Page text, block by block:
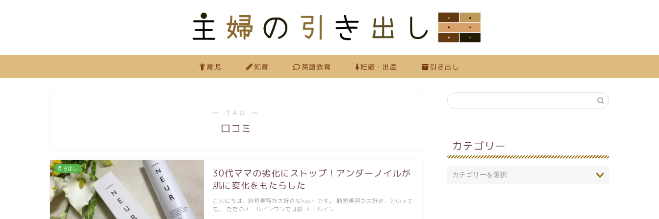
育児 知育 英語教育 妊娠・出産 引き出し
― TAG ―
口コミ
引き出し
30代ママの劣化にストップ！アンダーノイルが
肌に変化をもたらした
こんにちは、時短美容が大好きなhachiです。 時短美容が大好き、といって
も、 ただのオールインワンでは嫌 オールイン …
カテゴリー